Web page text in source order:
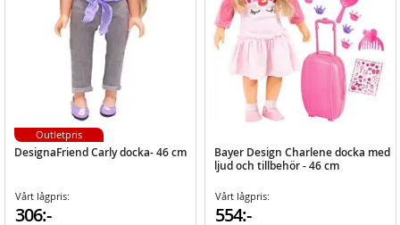
DesignaFriend Carly docka- 46 cm
Vårt lågpris:
306:-
Outletpris
Bayer Design Charlene docka med
ljud och tillbehör - 46 cm
Vårt lågpris:
554:-